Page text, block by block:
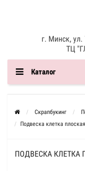
г. Минск,
ТЦ
Каталог
Скрапбукинг
Подвеска клетка
ПОДВЕСКА КЛЕТКА